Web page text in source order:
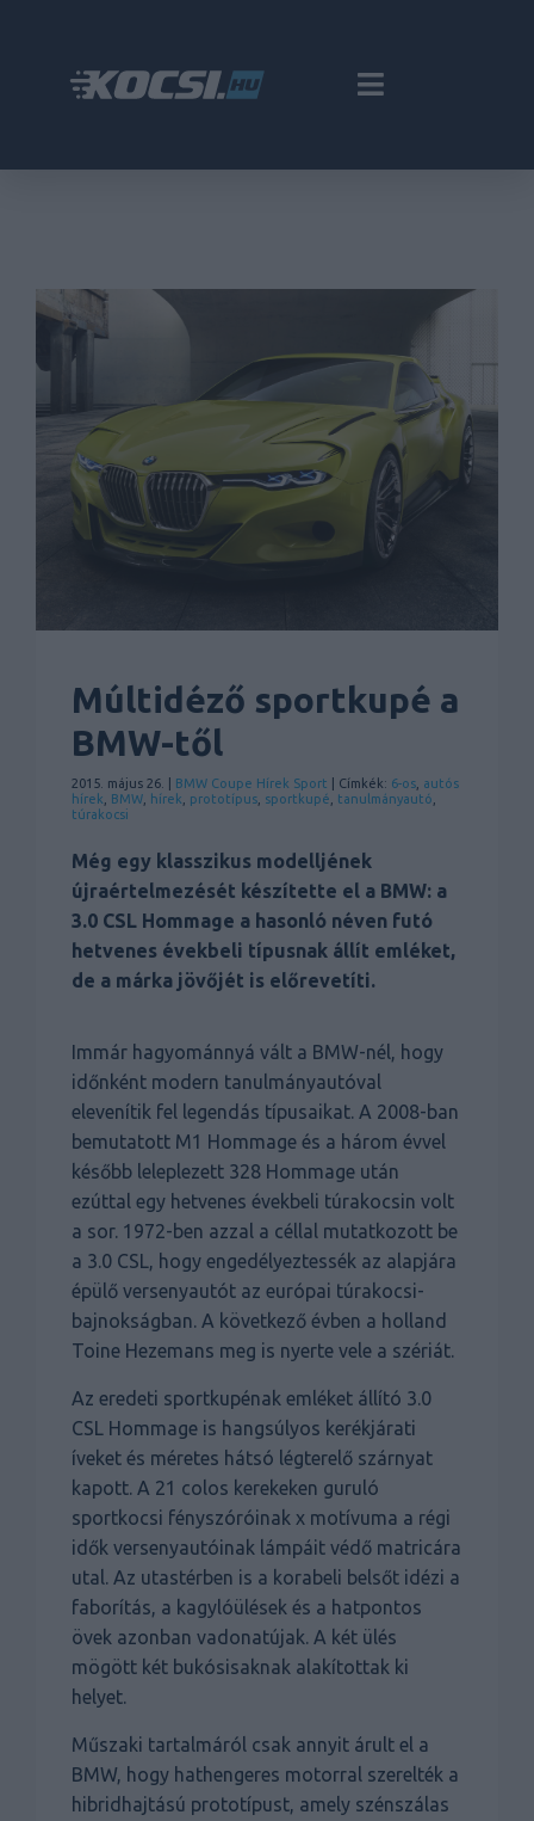
Múltidéző sportkupé a
BMW-től
2015. május 26. | BMW Coupe Hírek Sport | Címkék: 6-os autós
hírek
BMW hírek prototípus sportkupé tanulmányautó
túrakocsi
Még egy klasszikus modelljének
újraértelmezését készítette el a BMW: a
3.0 CSL Hommage a hasonló néven futó
hetvenes évekbeli típusnak állít emléket,
de a márka jövőjét is előrevetíti.
Immár hagyománnyá vált a BMW-nél, hogy
időnként modern tanulmányautóval
elevenítik fel legendás típusaikat. A 2008-ban
bemutatott M1 Hommage és a három évvel
később leleplezett 328 Hommage után
ezúttal egy hetvenes évekbeli túrakocsin volt
a sor. 1972-ben azzal a céllal mutatkozott be
a 3.0 CSL, hogy engedélyeztessék az alapjára
épülő versenyautót az európai túrakocsi-
bajnokságban. A következő évben a holland
Toine Hezemans meg is nyerte vele a szériát.
Az eredeti sportkupénak emléket állító 3.0
CSL Hommage is hangsúlyos kerékjárati
íveket és méretes hátsó légterelő szárnyat
kapott. A 21 colos kerekeken guruló
sportkocsi fényszóróinak x motívuma a régi
idők versenyautóinak lámpáit védő matricára
utal. Az utastérben is a korabeli belsőt idézi a
faborítás, a kagylóülések és a hatpontos
övek azonban vadonatújak. A két ülés
mögött két bukósisaknak alakítottak ki
helyet.
Műszaki tartalmáról csak annyit árult el a
BMW, hogy hathengeres motorral szerelték a
hibridhajtású prototípust, amely szénszálas